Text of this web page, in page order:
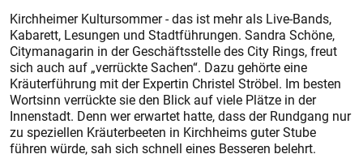
Kirchheimer Kultursommer - das ist mehr als Live-Bands,
Kabarett, Lesungen und Stadtführungen. Sandra Schöne,
Citymanagarin in der Geschäftsstelle des City Rings, freut
sich auch auf „verrückte Sachen“. Dazu gehörte eine
Kräuterführung mit der Expertin Christel Ströbel. Im besten
Wortsinn verrückte sie den Blick auf viele Plätze in der
Innenstadt. Denn wer erwartet hatte, dass der Rundgang nur
zu speziellen Kräuterbeeten in Kirchheims guter Stube
führen würde, sah sich schnell eines Besseren belehrt.